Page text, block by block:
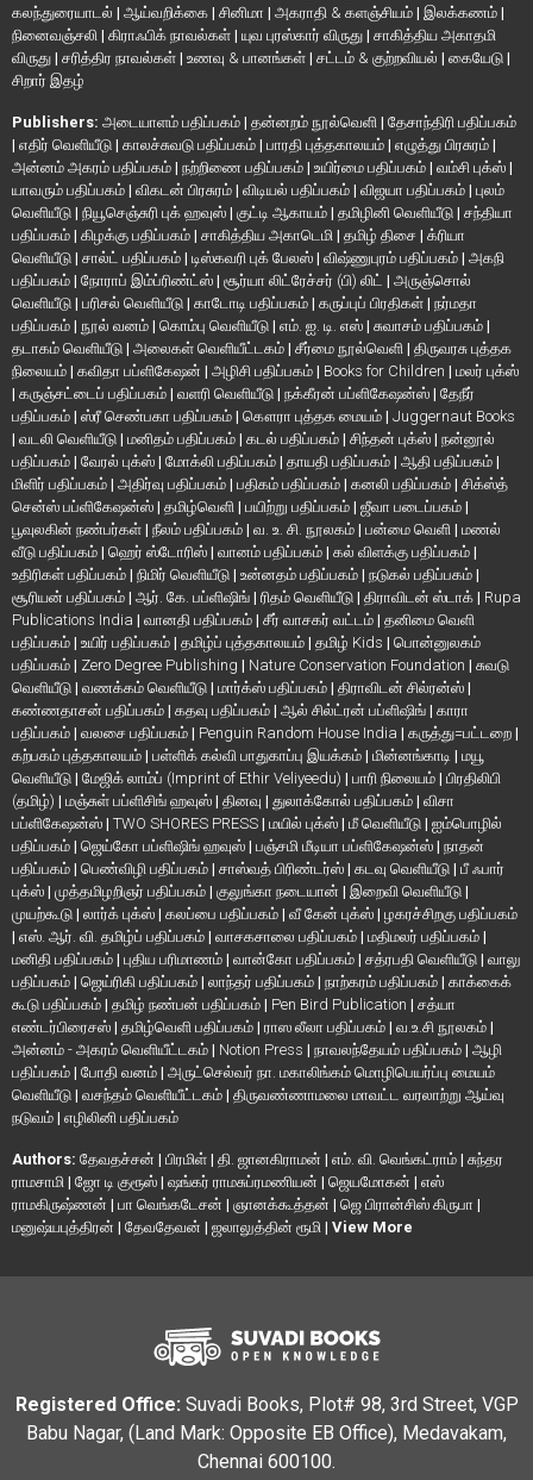
கலந்துரையாடல் | ஆய்வறிக்கை | சினிமா | அகராதி & களஞ்சியம் | இலக்கணம் |
நினைவஞ்சலி | கிராஃபிக் நாவல்கள் | யுவ புரஸ்கார் விருது | சாகித்திய அகாதமி
விருது | சரித்திர நாவல்கள் | உணவு & பானங்கள் | சட்டம் & குற்றவியல் | கையேடு |
சிறார் இதழ்
Publishers: அடையாளம் பதிப்பகம் | தன்னறம் நூல்வெளி | தேசாந்திரி பதிப்பகம்
| எதிர் வெளியீடு | காலச்சுவடு பதிப்பகம் | பாரதி புத்தகாலயம் | எழுத்து பிரசுரம் |
அன்னம் அகரம் பதிப்பகம் | நற்றிணை பதிப்பகம் | உயிர்மை பதிப்பகம் | வம்சி புக்ஸ் |
யாவரும் பதிப்பகம் | விகடன் பிரசுரம் | விடியல் பதிப்பகம் | விஜயா பதிப்பகம் | புலம்
வெளியீடு | நியூசெஞ்சுரி புக் ஹவுஸ் | குட்டி ஆகாயம் | தமிழினி வெளியீடு | சந்தியா
பதிப்பகம் | கிழக்கு பதிப்பகம் | சாகித்திய அகாடெமி | தமிழ் திசை | க்ரியா
வெளியீடு | சால்ட் பதிப்பகம் | டிஸ்கவரி புக் பேலஸ் | விஷ்ணுபுரம் பதிப்பகம் | அகநி
பதிப்பகம் | நோராப் இம்ப்ரிண்ட்ஸ் | சூர்யா லிட்ரேச்சர் (பி) லிட் | அருஞ்சொல்
வெளியீடு | பரிசல் வெளியீடு | காடோடி பதிப்பகம் | கருப்புப் பிரதிகள் | நர்மதா
பதிப்பகம் | நூல் வனம் | கொம்பு வெளியீடு | எம். ஐ. டி. எஸ் | சுவாசம் பதிப்பகம் |
தடாகம் வெளியீடு | அலைகள் வெளியீட்டகம் | சீர்மை நூல்வெளி | திருவரசு புத்தக
நிலையம் | கவிதா பப்ளிகேஷன் | அழிசி பதிப்பகம் | Books for Children | மலர் புக்ஸ்
| கருஞ்சட்டைப் பதிப்பகம் | வளரி வெளியீடு | நக்கீரன் பப்ளிகேஷன்ஸ் | தேநீர்
பதிப்பகம் | ஸ்ரீ செண்பகா பதிப்பகம் | கௌரா புத்தக மையம் | Juggernaut Books
| வடலி வெளியீடு | மனிதம் பதிப்பகம் | கடல் பதிப்பகம் | சிந்தன் புக்ஸ் | நன்னூல்
பதிப்பகம் | வேரல் புக்ஸ் | மோக்லி பதிப்பகம் | தாயதி பதிப்பகம் | ஆதி பதிப்பகம் |
மிளிர் பதிப்பகம் | அதிர்வு பதிப்பகம் | பதிகம் பதிப்பகம் | கனலி பதிப்பகம் | சிக்ஸ்த்
சென்ஸ் பப்ளிகேஷன்ஸ் | தமிழ்வெளி | பயிற்று பதிப்பகம் | ஜீவா படைப்பகம் |
பூவுலகின் நண்பர்கள் | நீலம் பதிப்பகம் | வ. உ. சி. நூலகம் | பன்மை வெளி | மணல்
வீடு பதிப்பகம் | ஹெர் ஸ்டோரிஸ் | வானம் பதிப்பகம் | கல் விளக்கு பதிப்பகம் |
உதிரிகள் பதிப்பகம் | நிமிர் வெளியீடு | உன்னதம் பதிப்பகம் | நடுகல் பதிப்பகம் |
சூரியன் பதிப்பகம் | ஆர். கே. பப்ளிஷிங் | ரிதம் வெளியீடு | திராவிடன் ஸ்டாக் | Rupa
Publications India | வானதி பதிப்பகம் | சீர் வாசகர் வட்டம் | தனிமை வெளி
பதிப்பகம் | உயிர் பதிப்பகம் | தமிழ்ப் புத்தகாலயம் | தமிழ் Kids | பொன்னுலகம்
பதிப்பகம் | Zero Degree Publishing | Nature Conservation Foundation | சுவடு
வெளியீடு | வணக்கம் வெளியீடு | மார்க்ஸ் பதிப்பகம் | திராவிடன் சில்ரன்ஸ் |
கண்ணதாசன் பதிப்பகம் | கதவு பதிப்பகம் | ஆல் சில்ட்ரன் பப்ளிஷிங் | காரா
பதிப்பகம் | வலசை பதிப்பகம் | Penguin Random House India | கருத்து=பட்டறை |
கற்பகம் புத்தகாலயம் | பள்ளிக் கல்வி பாதுகாப்பு இயக்கம் | மின்னங்காடி | மயூ
வெளியீடு | மேஜிக் லாம்ப் (Imprint of Ethir Veliyeedu) | பாரி நிலையம் | பிரதிலிபி
(தமிழ்) | மஞ்சுள் பப்ளிசிங் ஹவுஸ் | தினவு | துலாக்கோல் பதிப்பகம் | விசா
பப்ளிகேஷன்ஸ் | TWO SHORES PRESS | மயில் புக்ஸ் | மீ வெளியீடு | ஐம்பொழில்
பதிப்பகம் | ஜெய்கோ பப்ளிஷிங் ஹவுஸ் | பஞ்சமி மீடியா பப்ளிகேஷன்ஸ் | நாதன்
பதிப்பகம் | பெண்விழி பதிப்பகம் | சாஸ்வத் பிரிண்டர்ஸ் | கடவு வெளியீடு | பீ ஃபார்
புக்ஸ் | முத்தமிழறிஞர் பதிப்பகம் | குலுங்கா நடையான் | இறைவி வெளியீடு |
முயற்கூடு | லார்க் புக்ஸ் | கலப்பை பதிப்பகம் | வீ கேன் புக்ஸ் | ழகரச்சிறகு பதிப்பகம்
| எஸ். ஆர். வி. தமிழ்ப் பதிப்பகம் | வாசகசாலை பதிப்பகம் | மதிமலர் பதிப்பகம் |
மனிதி பதிப்பகம் | புதிய பரிமாணம் | வான்கோ பதிப்பகம் | சத்ரபதி வெளியீடு | வாலு
பதிப்பகம் | ஜெய்ரிகி பதிப்பகம் | லாந்தர் பதிப்பகம் | நாற்கரம் பதிப்பகம் | காக்கைக்
கூடு பதிப்பகம் | தமிழ் நண்பன் பதிப்பகம் | Pen Bird Publication | சத்யா
எண்டர்பிரைசஸ் | தமிழ்வெளி பதிப்பகம் | ராஸ லீலா பதிப்பகம் | வ.உ.சி நூலகம் |
அன்னம் - அகரம் வெளியீட்டகம் | Notion Press | நாவலந்தேயம் பதிப்பகம் | ஆழி
பதிப்பகம் | போதி வனம் | அருட்செல்வர் நா. மகாலிங்கம் மொழிபெயர்ப்பு மையம்
வெளியீடு | வசந்தம் வெளியீட்டகம் | திருவண்ணாமலை மாவட்ட வரலாற்று ஆய்வு
நடுவம் | எழிலினி பதிப்பகம்
Authors: தேவதச்சன் | பிரமிள் | தி. ஜானகிராமன் | எம். வி. வெங்கட்ராம் | சுந்தர
ராமசாமி | ஜோ டி குரூஸ் | ஷங்கர் ராமசுப்ரமணியன் | ஜெயமோகன் | எஸ்
ராமகிருஷ்ணன் | பா வெங்கடேசன் | ஞானக்கூத்தன் | ஜெ பிரான்சிஸ் கிருபா |
மனுஷ்யபுத்திரன் | தேவதேவன் | ஜலாலுத்தின் ரூமி | View More
Registered Office: Suvadi Books, Plot# 98, 3rd Street, VGP
Babu Nagar, (Land Mark: Opposite EB Office), Medavakam,
Chennai 600100.